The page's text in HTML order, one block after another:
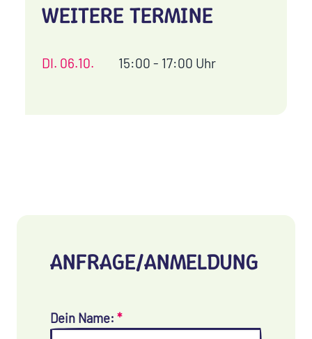
WEITERE TERMINE
DI. 06.10. 15:00 - 17:00 Uhr
ANFRAGE/ANMELDUNG
Dein Name: *